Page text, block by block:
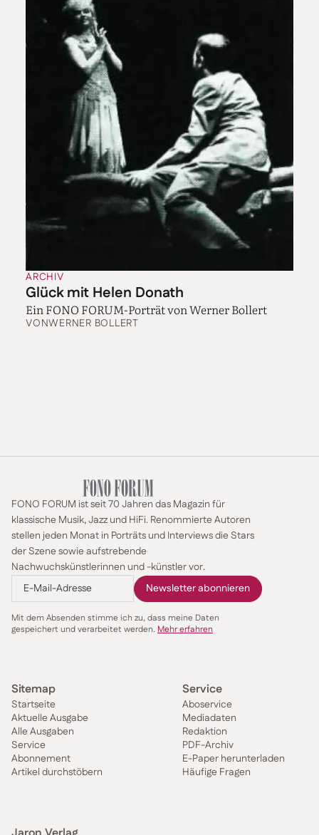
ARCHIV
Glück mit Helen Donath
Ein FONO FORUM-Porträt von Werner Bollert
VONWERNER BOLLERT
FONO FORUM ist seit 70 Jahren das Magazin für
klassische Musik, Jazz und HiFi. Renommierte Autoren
stellen jeden Monat in Porträts und Interviews die Stars
der Szene sowie aufstrebende
Nachwuchskünstlerinnen und -künstler vor.
Mit dem Absenden stimme ich zu, dass meine Daten
gespeichert und verarbeitet werden. Mehr erfahren
Sitemap
Startseite
Aktuelle Ausgabe
Alle Ausgaben
Service
Abonnement
Artikel durchstöbern
Service
Aboservice
Mediadaten
Redaktion
PDF-Archiv
E-Paper herunterladen
Häufige Fragen